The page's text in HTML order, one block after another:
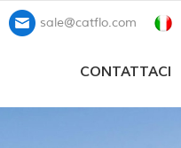
sale@catflo.com
CONTATTACI